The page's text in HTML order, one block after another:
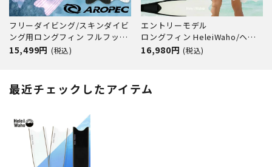
フリーダイビング/スキンダイビ
ング用ロングフィン フルフット
タイプ【FFL Ultra Channel-
ペック)
15,499円 (税込)
エントリーモデル
ロングフィン HeleiWaho/ヘレ
イワホ kanani カナニ スキンダ
16,980円 (税込)
最近チェックしたアイテム